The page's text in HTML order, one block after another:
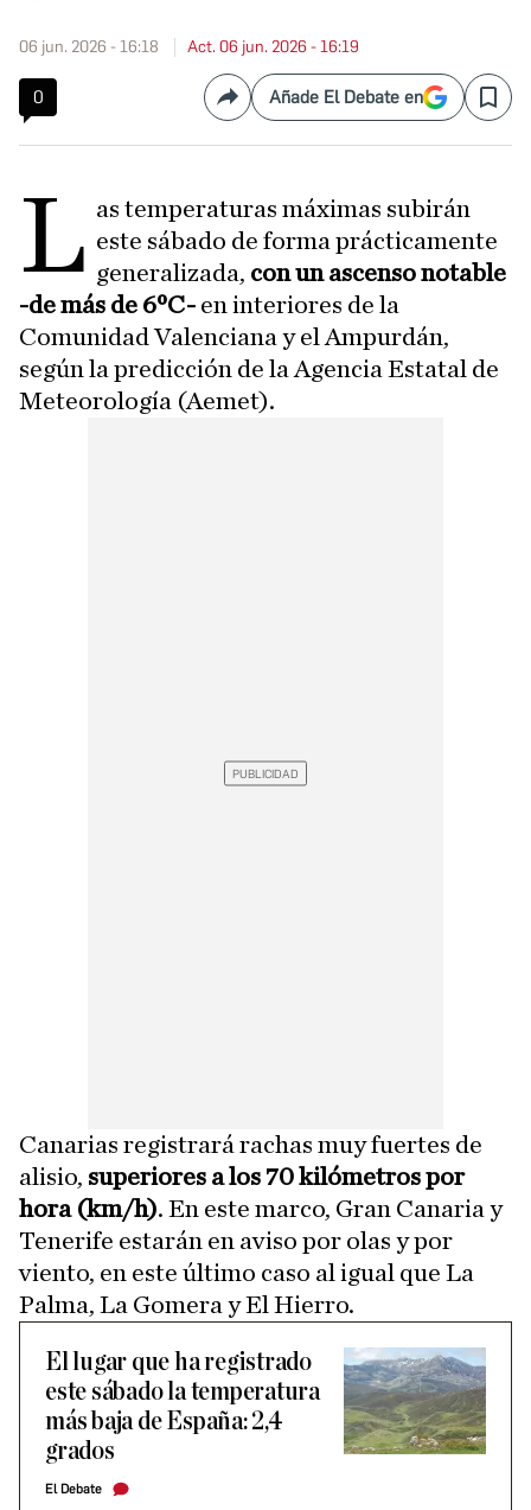
06 jun. 2026 - 16:18 Act. 06 jun. 2026 - 16:19
0 CompartirAñade El Debate en Save
L as temperaturas máximas subirán
este sábado de forma prácticamente
generalizada, con un ascenso notable
-de más de 6ºC- en interiores de la
Comunidad Valenciana y el Ampurdán,
según la predicción de la Agencia Estatal de
Meteorología (Aemet).
Canarias registrará rachas muy fuertes de
alisio, superiores a los 70 kilómetros por
hora (km/h). En este marco, Gran Canaria y
Tenerife estarán en aviso por olas y por
viento, en este último caso al igual que La
Palma, La Gomera y El Hierro.
El lugar que ha registrado
este sábado la temperatura
más baja de España: 2,4
grados
El Debate